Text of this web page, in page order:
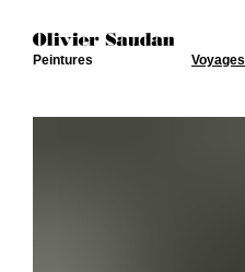
Peintures Voyages